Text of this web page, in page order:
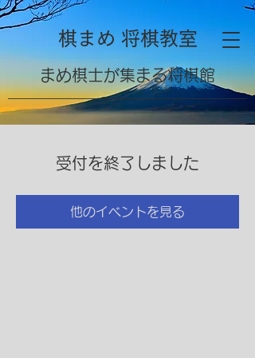
棋まめ 将棋教室
​まめ棋士が集まる将棋館
受付を終了しました
他のイベントを見る